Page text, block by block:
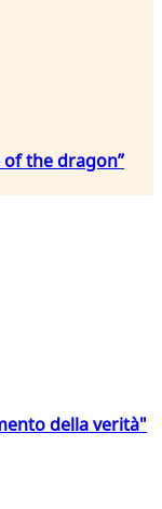
of the dragon”
della verità"